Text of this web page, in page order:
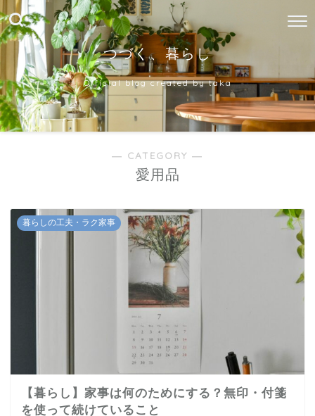
つづく、暮らし
Official blog created by taka
― CATEGORY ―
愛用品
暮らしの工夫・ラク家事
【暮らし】家事は何のためにする？無印・付箋
を使って続けていること